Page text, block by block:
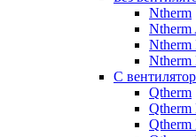
Ntherm
Ntherm
Ntherm
Ntherm
С
Qtherm
Qtherm
Qtherm